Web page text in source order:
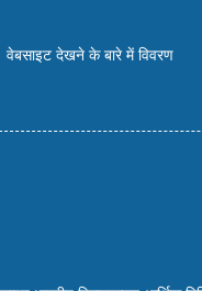
वेबसाइट देखने के बारे में विवरण